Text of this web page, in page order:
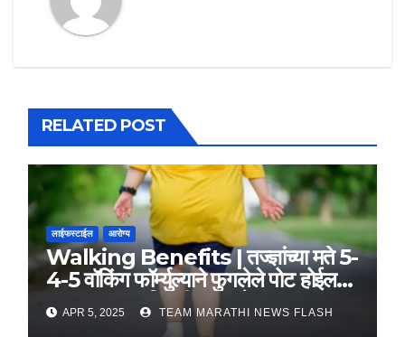
RELATED POST
लाईफस्टाईल आरोग्य
Walking Benefits | तज्ज्ञांच्या मते 5-
4-5 वॉकिंग फॉर्म्युल्याने फुगलेले पोट होईल
लवकर सपाट, मिळतील फायदे
APR 5, 2025 TEAM MARATHI NEWS FLASH